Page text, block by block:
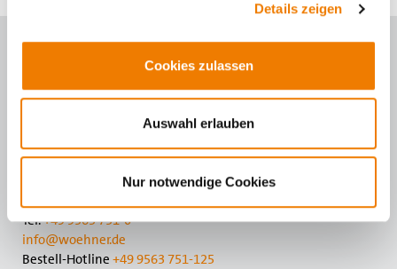
Details zeigen
Cookies zulassen
Auswahl erlauben
Nur notwendige Cookies
Wöhner GmbH & Co. KG
Elektrotechnische Systeme
96472 Rödental
Tel.+49 9563 751-0
info@woehner.de
Bestell-Hotline +49 9563 751-125